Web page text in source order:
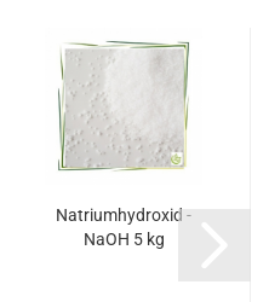
Natriumhydroxid -
NaOH 5 kg